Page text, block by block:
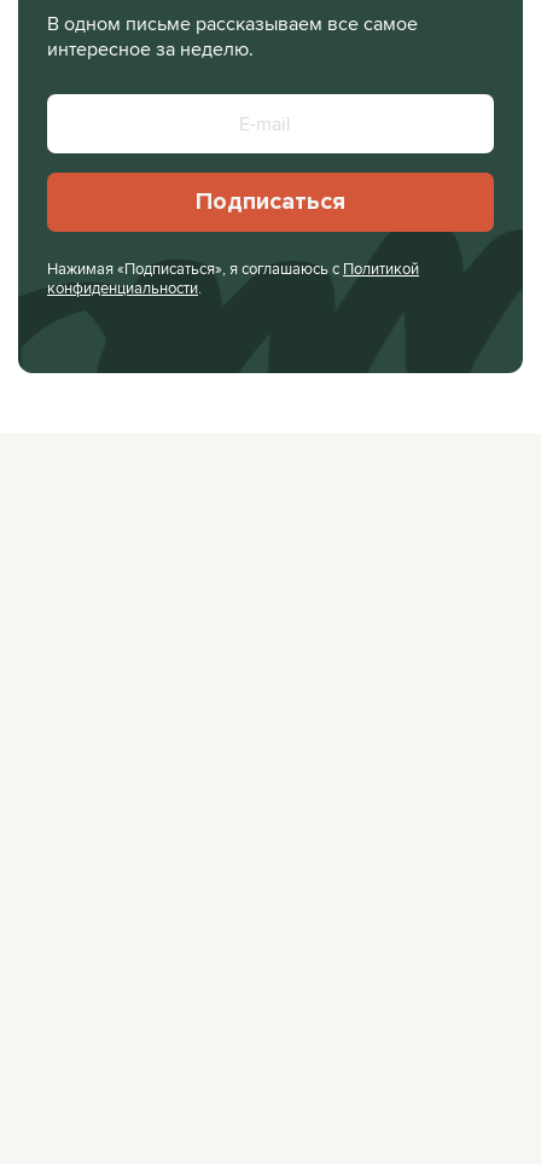
В одном письме рассказываем все самое
интересное за неделю.
Подписаться
Нажимая «Подписаться», я соглашаюсь с Политикой
конфиденциальности.